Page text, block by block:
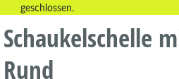
geschlossen.
Schaukelschelle
Rund